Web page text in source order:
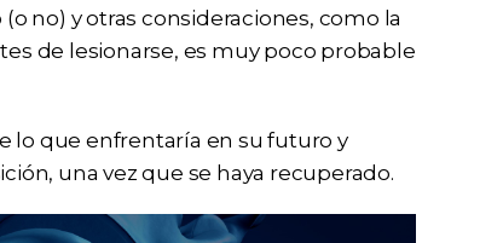
no) y otras consideraciones, como la
de lesionarse, es muy poco probable
lo que enfrentaría en su futuro y
una vez que se haya recuperado.